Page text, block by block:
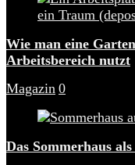
Wie man eine
Arbeitsbereich nutzt
Magazin 0
Das Sommerhaus